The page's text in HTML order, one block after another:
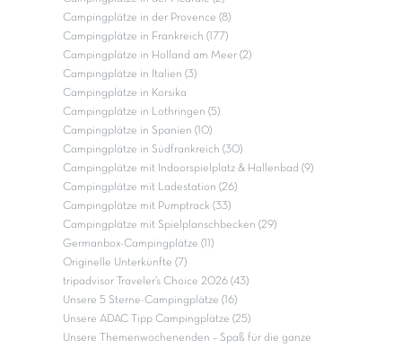
Campingplätze in der Provence (8)
Campingplätze in Frankreich (177)
Campingplätze in Holland am Meer (2)
Campingplätze in Italien (3)
Campingplätze in Korsika
Campingplätze in Lothringen (5)
Campingplätze in Spanien (10)
Campingplätze in Südfrankreich (30)
Campingplätze mit Indoorspielplatz & Hallenbad (9)
Campingplätze mit Ladestation (26)
Campingplätze mit Pumptrack (33)
Campingplätze mit Spielplanschbecken (29)
Germanbox-Campingplätze (11)
Originelle Unterkünfte (7)
tripadvisor Traveler’s Choice 2026 (43)
Unsere 5 Sterne-Campingplätze (16)
Unsere ADAC Tipp Campingplätze (25)
Unsere Themenwochenenden – Spaß für die ganze